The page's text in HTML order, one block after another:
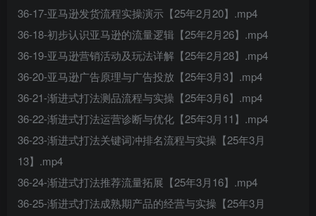
36-17-亚马逊发货流程实操演示【25年2月20】.mp4
36-18-初步认识亚马逊的流量逻辑【25年2月26】.mp4
36-19-亚马逊营销活动及玩法详解【25年2月28】.mp4
36-20-亚马逊广告原理与广告投放【25年3月3】.mp4
36-21-渐进式打法测品流程与实操【25年3月6】.mp4
36-22-渐进式打法运营诊断与优化【25年3月11】.mp4
36-23-渐进式打法关键词冲排名流程与实操【25年3月
13】.mp4
36-24-渐进式打法推荐流量拓展【25年3月16】.mp4
36-25-渐进式打法成熟期产品的经营与实操【25年3月